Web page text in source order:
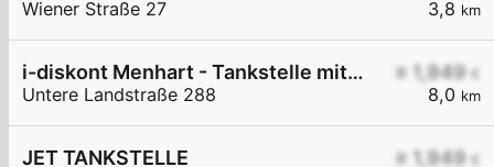
3,8 km
Wiener Straße 27
≥ 1,949 €
8,0 km
i-diskont Menhart - Tankstelle mit Bedienung
Untere Landstraße 288
≥ 1,949 €
JET TANKSTELLE